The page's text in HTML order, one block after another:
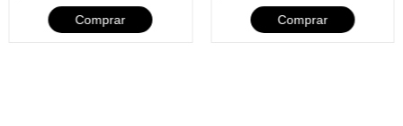
Comprar Comprar